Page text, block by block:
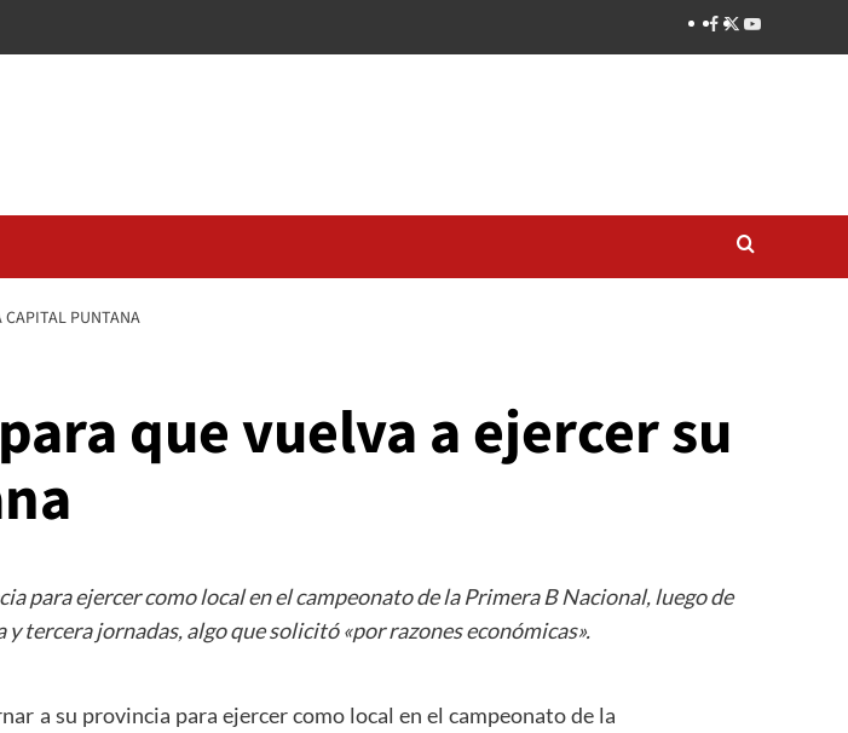
CAPITAL PUNTANA
que vuelva a ejercer su
para ejercer como local en el campeonato de la Primera B Nacional, luego de
tercera jornadas, algo que solicitó «por razones económicas».
a su provincia para ejercer como local en el campeonato de la